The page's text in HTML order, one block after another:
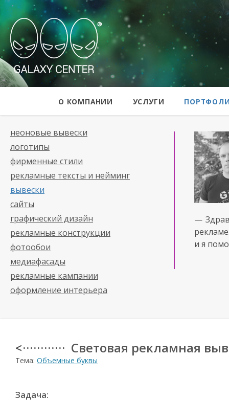
Galaxy Center
О КОМПАНИИ УСЛУГИ
неоновые вывески
логотипы
фирменные стили
рекламные тексты и нейминг
вывески
сайты
графический дизайн
рекламные конструкции
фотообои
медиафасады
рекламные кампании
оформление интерьера
—
и я
< · · · · · · · · · · · · Световая рекламная
Тема: Объемные буквы
Задача: